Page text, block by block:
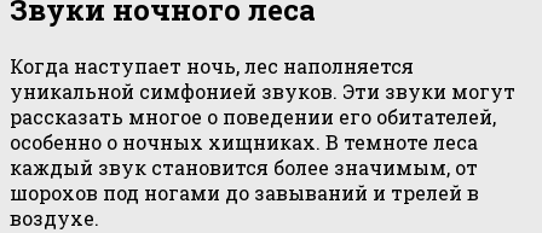
Звуки ночного леса
Когда наступает ночь, лес наполняется
уникальной симфонией звуков. Эти звуки могут
рассказать многое о поведении его обитателей,
особенно о ночных хищниках. В темноте леса
каждый звук становится более значимым, от
шорохов под ногами до завываний и трелей в
воздухе.